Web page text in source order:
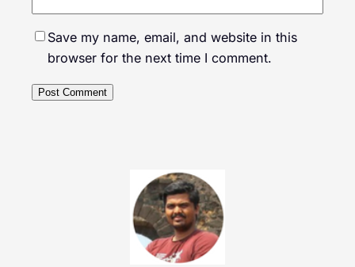
Save my name, email, and website in this
browser for the next time I comment.